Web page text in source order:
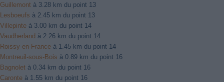
Guillemont à 3.28 km du point 13
Lesboeufs à 2.45 km du point 13
Villepinte à 3.00 km du point 14
Vaudherland à 2.26 km du point 14
Roissy-en-France à 1.45 km du point 14
Montreuil-sous-Bois à 0.89 km du point 16
Bagnolet à 0.34 km du point 16
Caronte à 1.55 km du point 16